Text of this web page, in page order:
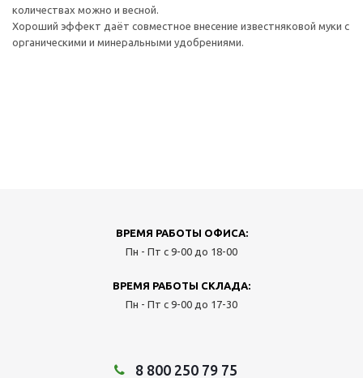
количествах можно и весной.
Хороший эффект даёт совместное внесение известняковой муки с
органическими и минеральными удобрениями.
ВРЕМЯ РАБОТЫ ОФИСА:
Пн - Пт с 9-00 до 18-00
ВРЕМЯ РАБОТЫ СКЛАДА:
Пн - Пт с 9-00 до 17-30
8 800 250 79 75